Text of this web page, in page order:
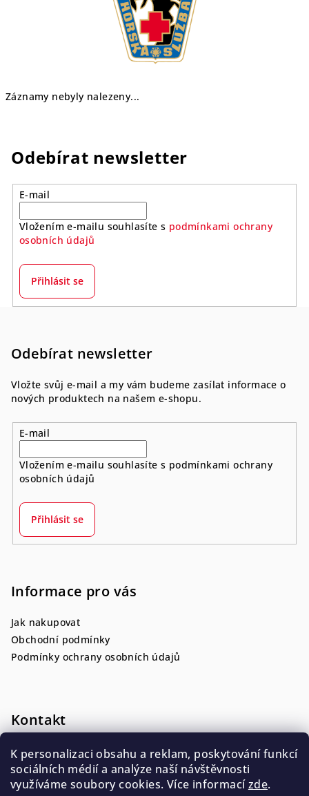
K personalizaci obsahu a reklam, poskytování funkcí
sociálních médií a analýze naší návštěvnosti
využíváme soubory cookies. Více informacízde.
Záznamy nebyly nalezeny...
Odebírat newsletter
E-mail
Vložením e-mailu souhlasíte s podmínkami ochrany
osobních údajů
Přihlásit se
Odebírat newsletter
Vložte svůj e-mail a my vám budeme zasílat informace o
nových produktech na našem e-shopu.
E-mail
Vložením e-mailu souhlasíte s podmínkami ochrany
osobních údajů
Přihlásit se
Informace pro vás
Jak nakupovat
Obchodní podmínky
Podmínky ochrany osobních údajů
Kontakt
nadace.rescue@hscr.cz
+420 775 088 254